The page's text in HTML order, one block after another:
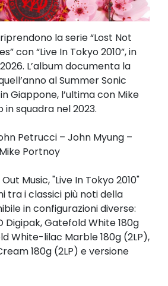
la serie “Lost Not
con “Live In Tokyo 2010”, in
L’album documenta la
al Summer Sonic
Giappone, l’ultima con Mike
squadra nel 2023.
Petrucci – John Myung –
Portnoy
Music, "Live In Tokyo 2010"
tra i classici più noti della
in configurazioni diverse:
Digipak, Gatefold White 180g
White-lilac Marble 180g (2LP),
180g (2LP) e versione